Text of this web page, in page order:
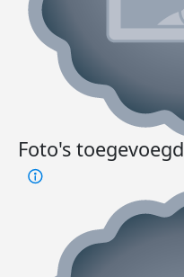
Foto's toegevoegd